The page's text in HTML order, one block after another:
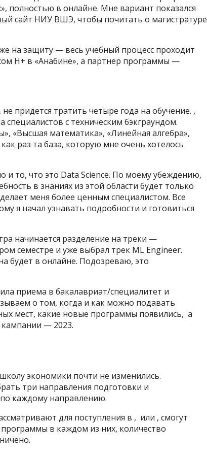
в онлайне. Мне вариант показался
сайт НИУ ВШЭ, чтобы почитать о магистратуре
на защиту — весь учебный процесс проходит
H+ в «Анабине», а партнер программы —
придется тратить четыре года на обучение. ,
с техническим бэкграундом.
«Высшая математика», «Линейная алгебра»,
раз та база, которую мне очень хотелось
то, что это Data Science. По моему убеждению,
в знаниях из этой области будет только
меня более ценным специалистом. Все
я начал узнавать подробности и готовиться
начинается разделение на треки —
семестре и уже выбрал трек ML Engineer.
будет в онлайне. Подозреваю, это
приема в бакалавриат/специалитет и
о том, когда и как можно подавать
мест, какие новые программы появились, а
кампании — 2023.
экономики почти не изменились.
три направления подготовки и
каждому направлению.
для поступления в , или , смогут
в каждом из них, количество